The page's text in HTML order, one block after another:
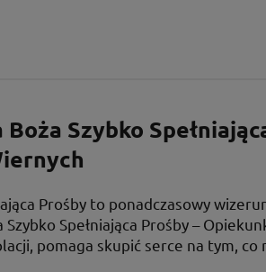
Szybko
Prośby to ponadczasowy
Spełniająca Prośby –
pomaga skupić serce na tym, co